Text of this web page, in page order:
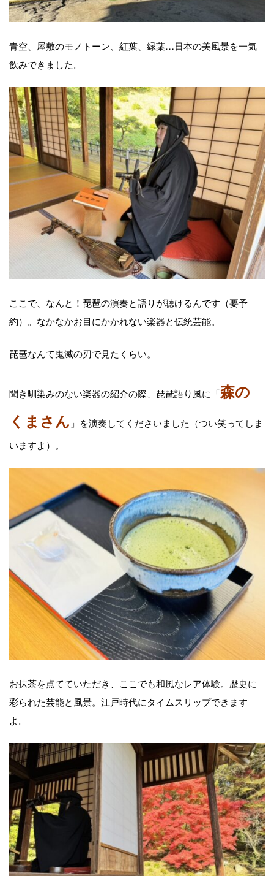
青空、屋敷のモノトーン、紅葉、緑葉…日本の美風景を一気
飲みできました。
ここで、なんと！琵琶の演奏と語りが聴けるんです（要予
約）。なかなかお目にかかれない楽器と伝統芸能。
琵琶なんて鬼滅の刃で見たくらい。
聞き馴染みのない楽器の紹介の際、琵琶語り風に「森の
くまさん 」を演奏してくださいました（つい笑ってしま
いますよ）。
お抹茶を点てていただき、ここでも和風なレア体験。歴史に
彩られた芸能と風景。江戸時代にタイムスリップできます
よ。